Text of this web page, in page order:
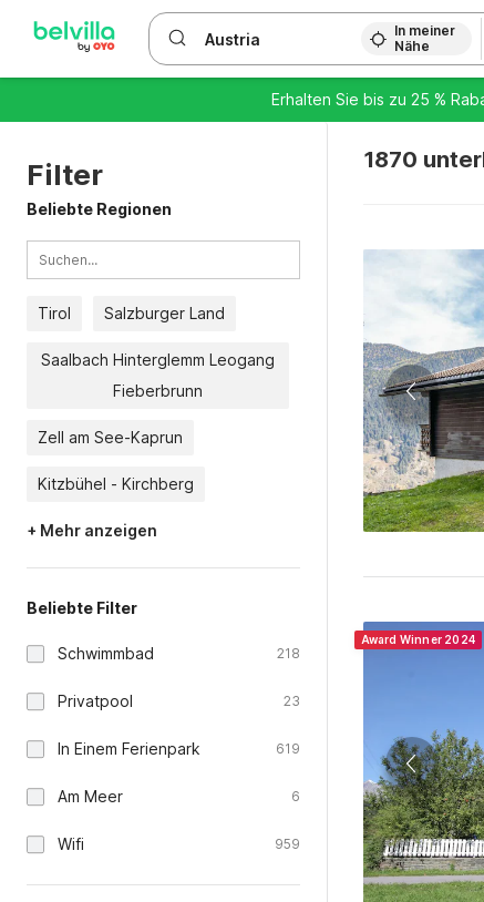
In meiner
Nähe
Erhalten Sie bis zu 25 %
Filter
Beliebte Regionen
Tirol Salzburger Land
Saalbach Hinterglemm Leogang
Fieberbrunn
Zell am See-Kaprun
Kitzbühel - Kirchberg
+ Mehr anzeigen
Beliebte Filter
Schwimmbad 218
Privatpool 23
In Einem Ferienpark 619
Am Meer 6
Wifi 959
1870
Award Winner 2024